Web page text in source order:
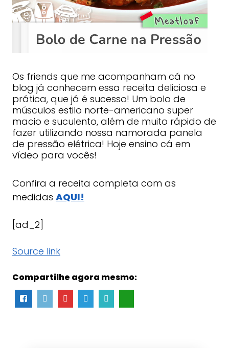
Os friends que me acompanham cá no
blog já conhecem essa receita deliciosa e
prática, que já é sucesso! Um bolo de
músculos estilo norte-americano super
macio e suculento, além de muito rápido de
fazer utilizando nossa namorada panela
de pressão elétrica! Hoje ensino cá em
vídeo para vocês!
Confira a receita completa com as
medidas AQUI!
[ad_2]
Source link
Compartilhe agora mesmo: